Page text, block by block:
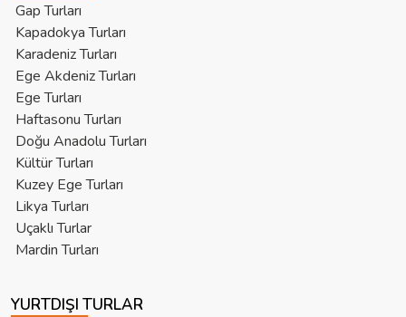
Gap Turları
Kapadokya Turları
Karadeniz Turları
Ege Akdeniz Turları
Ege Turları
Haftasonu Turları
Doğu Anadolu Turları
Kültür Turları
Kuzey Ege Turları
Likya Turları
Uçaklı Turlar
Mardin Turları
YURTDIŞI TURLAR